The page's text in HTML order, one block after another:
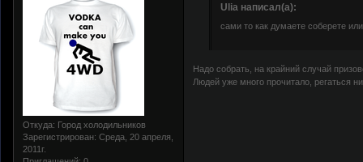
Откуда: Город холодильников
Зарегистрирован: Среда, 20 апреля,
2011г.
Ulia написал(а):
сами то как думаете соберете
Надо собрать, на крайний случай
Людей уже много прочитало, регаться